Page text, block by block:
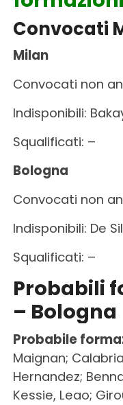
Convocati
Milan
Convocati non
Indisponibili:
Squalificati: –
Bologna
Convocati non
Indisponibili: De
Squalificati: –
Probabili
– Bologna
Probabile
Maignan;
Hernandez;
Kessie, Leao;